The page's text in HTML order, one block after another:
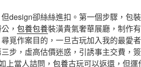
design卻絲絲進扣。第一個步驟，包
， 包養包養裝潢貴氣奢華展廳，制作
覓作案目的，一旦古玩加入我的最愛
步，虛高估價迷惑，引誘事主交費，
上當人詰問， 包養古玩可以返還，但